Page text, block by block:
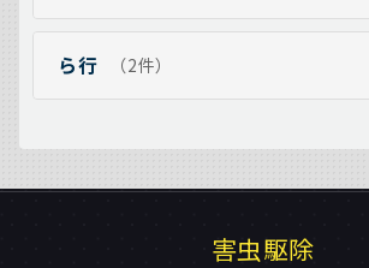
ら行 （2件）
害虫駆除